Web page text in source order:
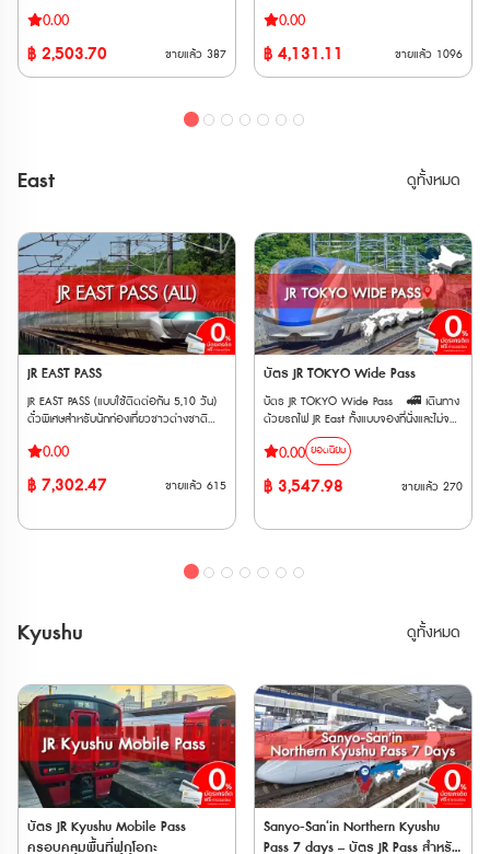
2000 yen coupon วิธีการใช้งาน: •
จากจองแล้ว จะได้รับอีเมลที่มี QR code ให้
นำไปแลกบัตรจริงที่ตู้จำหน่ายตั๋วสีเขียวของ
Have Fun in OKAYAMA Pass 1 Week
Free Pass: หลังจากจองแล้ว จะได้รับอีเมลที่
ใช้งาน: บัตรทั้งสองแบบสามารถใช้งานได้
10 ใบ
รถไฟชินคันเซ็น (Shinkansen) • Tohoku
Shinkansen: ระหว่างสถานี Tokyo – Shin-
Aomori • Akita Shinkansen: ระหว่างสถานี
Tokyo – Akita • Yamagata Shinkansen:
Shinkansen: ระหว่างสถานี Tokyo –
Echigo-Yuzawa / GALA Yuzawa •
Joetsumyoko ตามขอบเขตพื้นที่) 🚄
• Azusa, FUJI EXCURSION (เฉพาะบางช่วง)
• Kaiji, Hachioji, Ome • Shonan,
Odoriko • Wakashio / Sazanami /
Shiosai • Swallow Akagi, Akagi, Kusatsu
• Tsugaru, Inaho (สามารถใช้ได้เฉพาะบาง
ช่วง) • Tobu Railway ได้แก่ Nikko,
Kinugawa และ SPACIA Kinugawa *ใช้ได้
เฉพาะเมื่อขบวนเริ่มต้นหรือสิ้นสุดที่สถานี JR
เท่านั้น *ไม่สามารถใช้กับสถานี Asakusa
🚄 รถไฟท้องถิ่นและสายรถไฟอื่น ๆ (Local
& Others) • รถไฟ JR East (Local /
Rapid) ทุกสายในพื้นที่ที่กำหนด รวมถึงรถไฟ
สาย Yamanote และบริการ BRT (Bus
Rapid Transit) • รถบัส JR ภายในพื้นที่ที่
กำหนด (ยกเว้นรถบัสทางด่วนและรถประจำ
ทางบางส่วน) Maps 🚄 สายรถไฟเอกชน
Panorama Line) - Aoimori Railway -
Railway: ช่วงระหว่างสถานี Naoetsu –
Arai - Tobu Railway: รถไฟธรรมดาและรถ
Have Fun in Tokyo Pass (สามารถเลือก
เข้าชมได้ 3 สถานที่ ) 1. Hakone
Kowakien Yunessun Spa Resort Pass
(Yunessun area + Hot Spring area)
2. Forest Adventure Yokohama Hiking
Course 60-Minute Experience
3. Forest Adventure Hakone Canopy
Course 4. KEIKYU Misaki Maguro
Day Trip One-Day Tour - From
Shinagawa Station 5. Tokyo Dome
รถไฟชินคันเซ็น (Shinkansen) • Tohoku
Shinkansen: ระหว่างสถานี Tokyo – Shin-
Aomori • Akita Shinkansen: ระหว่างสถานี
Tokyo – Akita • Yamagata Shinkansen:
Shinkansen: ระหว่างสถานี Tokyo –
Echigo-Yuzawa / GALA Yuzawa •
สถานี Tokyo – Sakudaira (หรือจนถึง
Joetsumyoko ตามขอบเขตพื้นที่) 🚄
• Azusa, FUJI EXCURSION (เฉพาะบางช่วง)
• Kaiji, Hachioji, Ome • Shonan,
Odoriko • Wakashio / Sazanami /
Shiosai • Swallow Akagi, Akagi, Kusatsu
• Tsugaru, Inaho (สามารถใช้ได้เฉพาะบาง
ช่วง) • Tobu Railway ได้แก่ Nikko,
Kinugawa และ SPACIA Kinugawa *ใช้ได้
เฉพาะเมื่อขบวนเริ่มต้นหรือสิ้นสุดที่สถานี JR
เท่านั้น *ไม่สามารถใช้กับสถานี Asakusa
🚄 รถไฟท้องถิ่นและสายรถไฟอื่น ๆ (Local
& Others) • รถไฟ JR East (Local /
Rapid) ทุกสายในพื้นที่ที่กำหนด รวมถึงรถไฟ
สาย Yamanote และบริการ BRT (Bus
Rapid Transit) • รถบัส JR ภายในพื้นที่ที่
กำหนด (ยกเว้นรถบัสทางด่วนและรถประจำ
ทางบางส่วน) Maps 🚄 สายรถไฟเอกชน
Panorama Line) - Aoimori Railway -
Airport Transit - Sanriku Railway -
Railway: ช่วงระหว่างสถานี Naoetsu –
Have Fun in Tokyo Pass (สามารถเลือก
เข้าชมได้ 3 สถานที่ ) 1. Hakone
Kowakien Yunessun Spa Resort Pass
(Yunessun area + Hot Spring area)
2. Forest Adventure Yokohama Hiking
Course 60-Minute Experience
3. Forest Adventure Hakone Canopy
Course 4. KEIKYU Misaki Maguro
Day Trip One-Day Tour - From
Shinagawa Station 5. Tokyo Dome
West สำหรับเดินทางในพื้นที่ภูมิภาคคันไซ
ฮิเมจิ วาคายาม่า ทตโตริ และโอคายาม่า
● เดินทางด้วยรถไฟ JR West ประเภทรถไฟ
Shinkansen) ภายในภูมิภาคคันไซได้แบบไม่
พิเศษ HARUKA แบบจองที่นั่งล่วงหน้า
Osaka - Okayama ทุกขบวนได้ไม่จำกัด
เที่ยว เวาเชอร์อิเล็กทรอนิก (E-
Voucher) จัดส่งทาง Email หลังการสั่งซื้อ
ต้องนำเวาเชอร์ ไปแลกพาสตัวจริงที่ญี่ปุ่น
ภายใน 90 วันหลังจากวันที่ซื้อ หมายเหตุ
• สามารถใช้กับ Sanyo Shinkansen
“NOZOMI” และ “MIZUHO” ได้ • ไม่
สามารถใช้ได้กับ Tokaido Shinkansen
(Shin-Osaka ⟺ Kyoto/Maibara) • มี
ที่ต้องแสดงตั๋วขึ้นรถไฟ (Jousha Seiriken)
หรือ ตั๋วไลน์เนอร์ (Liner Ken) • สามารถใช้
ผ่านประตูตรวจตั๋วอัตโนมัติได้ด้วย
0.00
฿ 2,503.70 ขายแล้ว 387
(Kyoto), นาโกย่า (Nagoya), ทาคายาม่า
ยาม่า (Toyama), ฟุกุอิ (Fukui) ● นั่งรถไฟ
JR ประเภท Local, Rapid ไม่จำกัดรอบ
บินคันไซ (Kansai Airport; KIX) นั่งรถไฟ
ขบวน HARUKA ไปสถานี Tennoji, Osaka,
(Shirakawago) ได้ฟรีไม่จำกัดรอบ ● นั่ง
กระดาษ จัดส่งทาง EMS ภายใน 3 วัน
ทำการ** ต้องนำเวาเชอร์ ไปแลกพาสตัว
จริงที่ญี่ปุ่น ภายใน 90 วันหลังจากวันที่ซื้อ
** ตั๋วจะจัดส่งเฉพาะวันทำการ (ไม่รวมวัน
หยุดนักขัตฤกษ์ วันศุกร์ และวันเสาร์-
อาทิตย์)
0.00
฿ 4,131.11 ขายแล้ว 1096
East ดูทั้งหมด
JR EAST PASS
JR EAST PASS (แบบใช้ติดต่อกัน 5,10 วัน)
ตั๋วพิเศษสำหรับนักท่องเที่ยวชาวต่างชาติ
Shinkansen และ limited express trains) ใน
จำกัดครั้ง สามารถใช้ได้ 5,10 วันต่อเนื่อง
ภูมิภาคคันไตและโทโฮคุ ได้ไม่จำกัดรอบ
กระเป๋าให้ **เริ่มใช้งานได้ตั้งแต่วันที่ 14
มีนาคม เป็นต้นไป **ตั๋ว JR สามารถสั่งซื้อ
ต้องนำ Voucher JR ไปแลกตั๋วจริงที่ญี่ปุ่น
ภายในไม่เกิน 90 วัน
0.00
฿ 7,302.47 ขายแล้ว 615
บัตร JR TOKYO Wide Pass
บัตร JR TOKYO Wide Pass 🚅 เดินทาง
ด้วยรถไฟ JR East ทั้งแบบจองที่นั่งและไม่จอง
ที่นั่ง ประเภท Local, Rapid, Limited
Express, Shinkansen ได้ไม่จำกัดเที่ยว
เอกชนหลายสาย เช่น Fujikyu Railway, Izu
Joshin Dentetsu และ New Shuttle 🚅
Kinugawa และ SPACIA Kinugawa ตั๋ว
Izu Kyuko • รถไฟสาย Fujikyu Railway •
รถไฟสาย Joshin Dentetsu • รถไฟสาย
Saitama New Urban Transit (Ōmiya -
the Railway Museum) • รถไฟสาย Tokyo
Waterfront Area Rapid Transit (Rinkai) •
รถไฟ Hokuriku Shinkansen ระหว่าง
Tokyo - Sakudaira • รถไฟ
Joetsu Shinkansen ระหว่าง Tokyo - Gala
Yuzawa • รถไฟ Tohoku Shinkansen
ระหว่าง Tokyo - Nasushiobara •
0.00 ยอดนิยม
฿ 3,547.98 ขายแล้ว 270
Kyushu ดูทั้งหมด
บัตร JR Kyushu Mobile Pass
ครอบคลุมพื้นที่ฟุกุโอกะ
Sanyo-San‘in Northern Kyushu
Pass 7 days – บัตร JR Pass สำหรับ